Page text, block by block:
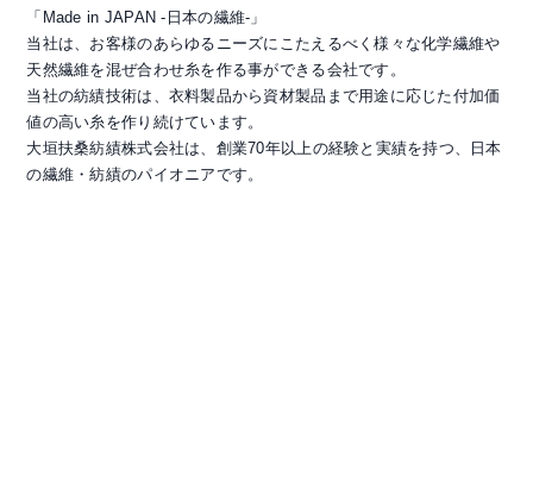
「Made in JAPAN -日本の繊維-」
当社は、お客様のあらゆるニーズにこたえるべく様々な化学繊維や
天然繊維を混ぜ合わせ糸を作る事ができる会社です。
当社の紡績技術は、衣料製品から資材製品まで用途に応じた付加価
値の高い糸を作り続けています。
大垣扶桑紡績株式会社は、創業70年以上の経験と実績を持つ、日本
の繊維・紡績のパイオニアです。